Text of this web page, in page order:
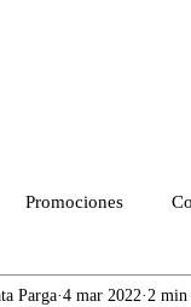
Promociones
Parga 4 mar 2022 2 min